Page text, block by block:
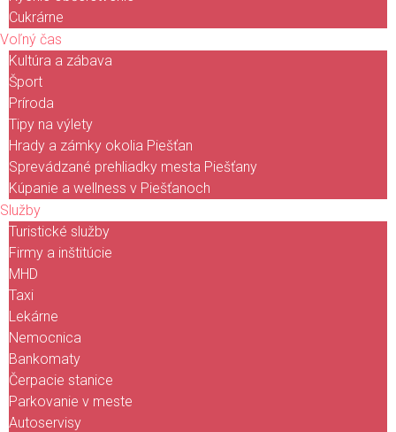
Cukrárne
Voľný čas
Kultúra a zábava
Šport
Príroda
Tipy na výlety
Hrady a zámky okolia Piešťan
Sprevádzané prehliadky mesta Piešťany
Kúpanie a wellness v Piešťanoch
Služby
Turistické služby
Firmy a inštitúcie
MHD
Taxi
Lekárne
Nemocnica
Bankomaty
Čerpacie stanice
Parkovanie v meste
Autoservisy